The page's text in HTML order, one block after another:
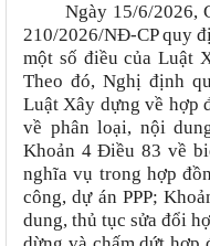
Ngày 15/6/2026,
210/2026/NĐ-CPquy
một số điều của Luật
Theo đó, Nghị định
Luật Xây dựng về hợp
về phân loại, nội
Khoản 4 Điều 83 về
nghĩa vụ trong hợp
công, dự án PPP;
dung, thủ tục sửa đổi